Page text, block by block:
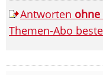
Antworten ohne
Themen-Abo